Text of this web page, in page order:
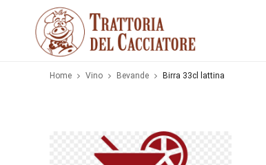
Home Vino Bevande Birra 33cl lattina